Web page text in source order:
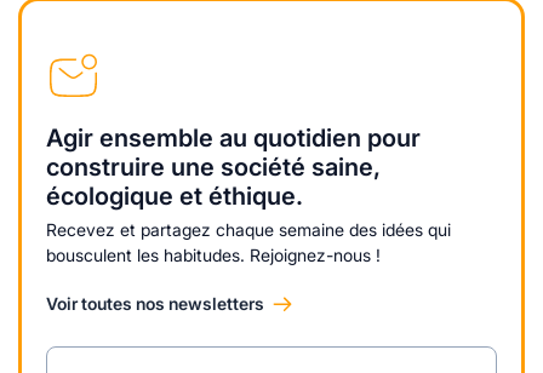
Agir ensemble au quotidien pour
construire une société saine,
écologique et éthique.
Recevez et partagez chaque semaine des idées qui
bousculent les habitudes. Rejoignez-nous !
Voir toutes nos newsletters